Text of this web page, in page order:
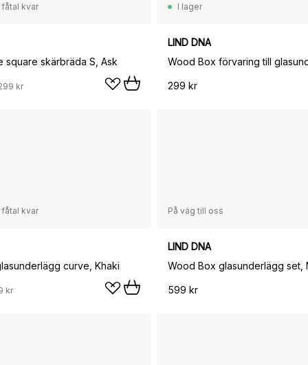
kvar
square skärbräda S, Ask
kr
I lager
LIND DNA
299 kr
kvar
curve, Khaki
kr
På väg till oss
LIND DNA
599 kr